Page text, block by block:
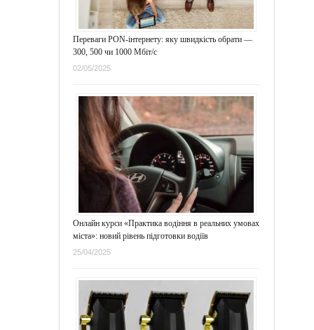
Переваги PON-інтернету: яку швидкість обрати —
300, 500 чи 1000 Мбіт/с
02/05/2025
Онлайн курси «Практика водіння в реальних умовах
міста»: новий рівень підготовки водіїв
25/04/2025